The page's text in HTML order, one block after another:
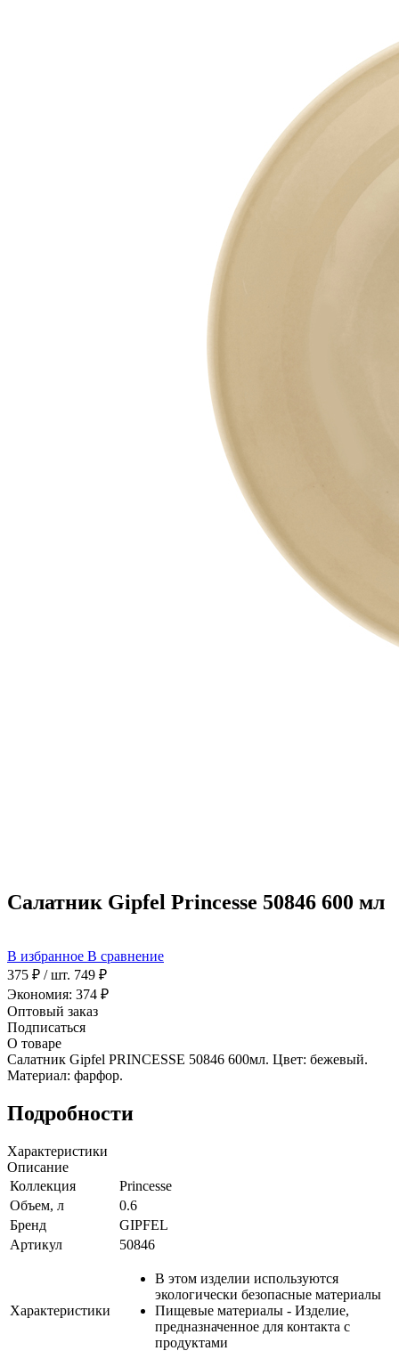
Салатник Gipfel Princesse 50846 600 мл
В избранное В сравнение
375 ₽ / шт. 749 ₽
Экономия: 374 ₽
Оптовый заказ
Подписаться
О товаре
Салатник Gipfel PRINCESSE 50846 600мл. Цвет: бежевый.
Материал: фарфор.
Подробности
Характеристики
Описание
Коллекция
Princesse
Объем, л
0.6
Бренд
GIPFEL
Артикул
50846
Характеристики
В этом изделии используются
экологически безопасные материалы
Пищевые материалы - Изделие,
предназначенное для контакта с
продуктами